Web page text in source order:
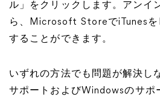
ル」をクリックします。アンイ
ら、Microsoft StoreでiTunesを
することができます。
いずれの方法でも問題が解決し
サポートおよびWindowsのサポ